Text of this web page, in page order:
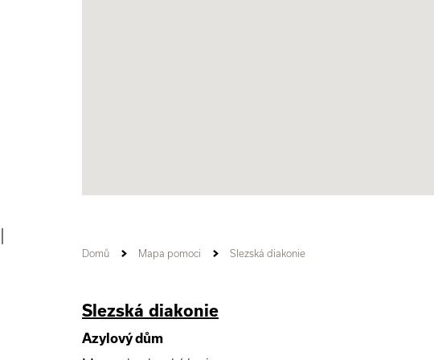
Domů Mapa pomoci Slezská diakonie
Slezská diakonie
Azylový dům